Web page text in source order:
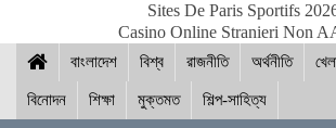
নীলফামারীতে ১৫০ জন নারীর মধ্যে
আইসিসি জুন মাসের সেরার দৌড়ে
Sites De Paris Sportifs
Casino Online Stranieri Non
বাংলাদেশ বিশ্ব রাজনীতি অর্থনীতি
বিনোদন শিক্ষা মুক্তমত শিল্প-সাহিত্য